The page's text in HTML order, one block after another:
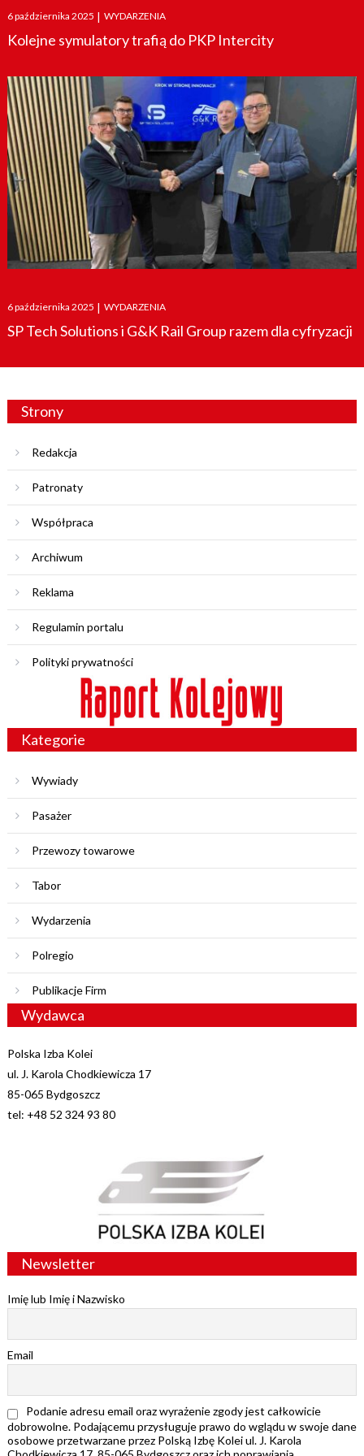
Posted
on
6 października 2025 | WYDARZENIA
Kolejne symulatory trafią do PKP Intercity
Posted
on
6 października 2025 | WYDARZENIA
SP Tech Solutions i G&K Rail Group razem dla cyfryzacji
Strony
Redakcja
Patronaty
Współpraca
Archiwum
Reklama
Regulamin portalu
Polityki prywatności
Kategorie
Wywiady
Pasażer
Przewozy towarowe
Tabor
Wydarzenia
Polregio
Publikacje Firm
Wydawca
Polska Izba Kolei
ul. J. Karola Chodkiewicza 17
85-065 Bydgoszcz
tel: +48 52 324 93 80
Newsletter
Imię lub Imię i Nazwisko
Email
Podanie adresu email oraz wyrażenie zgody jest całkowicie
dobrowolne. Podającemu przysługuje prawo do wglądu w swoje dane
osobowe przetwarzane przez Polską Izbę Kolei ul. J. Karola